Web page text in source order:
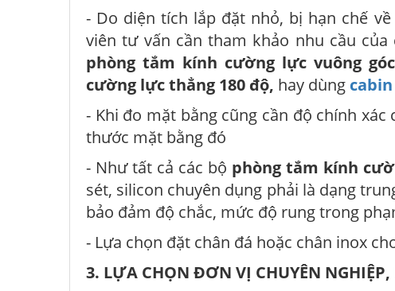
- Do diện tích lắp đặt nhỏ, bị hạn chế
viên tư vấn cần tham khảo nhu cầu
phòng tắm kính cường lực vuông
cường lực thẳng 180 độ, hay dùng
- Khi đo mặt bằng cũng cần độ chính
thước mặt bằng đó
- Như tất cả các bộ phòng tắm kính
sét, silicon chuyên dụng phải là dạng
bảo đảm độ chắc, mức độ rung trong
- Lựa chọn đặt chân đá hoặc chân inox
3. LỰA CHỌN ĐƠN VỊ CHUYÊN